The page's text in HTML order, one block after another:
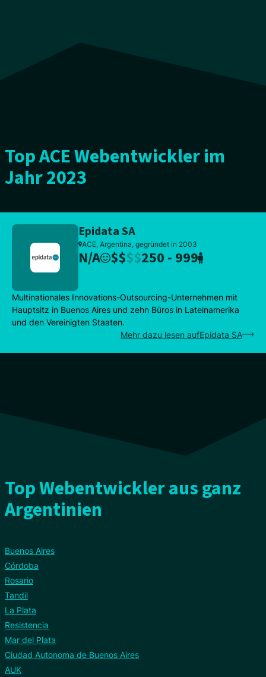
Top ACE Webentwickler im
Jahr 2023
Epidata SA
ACE, Argentina, gegründet in 2003
N/A $$$$250 - 999
Multinationales Innovations-Outsourcing-Unternehmen mit
Hauptsitz in Buenos Aires und zehn Büros in Lateinamerika
und den Vereinigten Staaten.
Mehr dazu lesen aufEpidata SA
Top Webentwickler aus ganz
Argentinien
Buenos Aires
Córdoba
Rosario
Tandil
La Plata
Resistencia
Mar del Plata
Ciudad Autonoma de Buenos Aires
AUK